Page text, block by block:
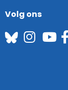
Volg ons